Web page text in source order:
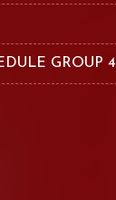
GROUP 4